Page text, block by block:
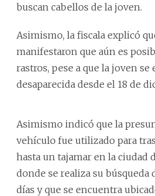
buscan cabellos de la joven.
Asimismo, la fiscala explicó
manifestaron que aún es
rastros, pese a que la joven se
desaparecida desde el 18 de
Asimismo indicó que la
vehículo fue utilizado para
hasta un tajamar en la ciudad
donde se realiza su búsqueda
días y que se encuentra